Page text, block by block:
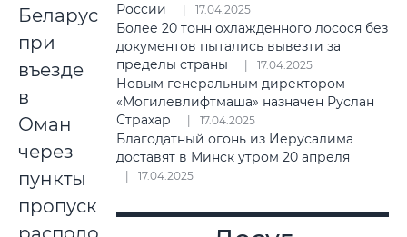
Беларусь
при
въезде
в
Оман
через
пункты
пропуска,
России
17.04.2025
Более 20 тонн охлажденного лосося без
документов пытались вывезти за
пределы страны
17.04.2025
Новым генеральным директором
«Могилевлифтмаша» назначен Руслан
Страхар
17.04.2025
Благодатный огонь из Иерусалима
доставят в Минск утром 20 апреля
17.04.2025